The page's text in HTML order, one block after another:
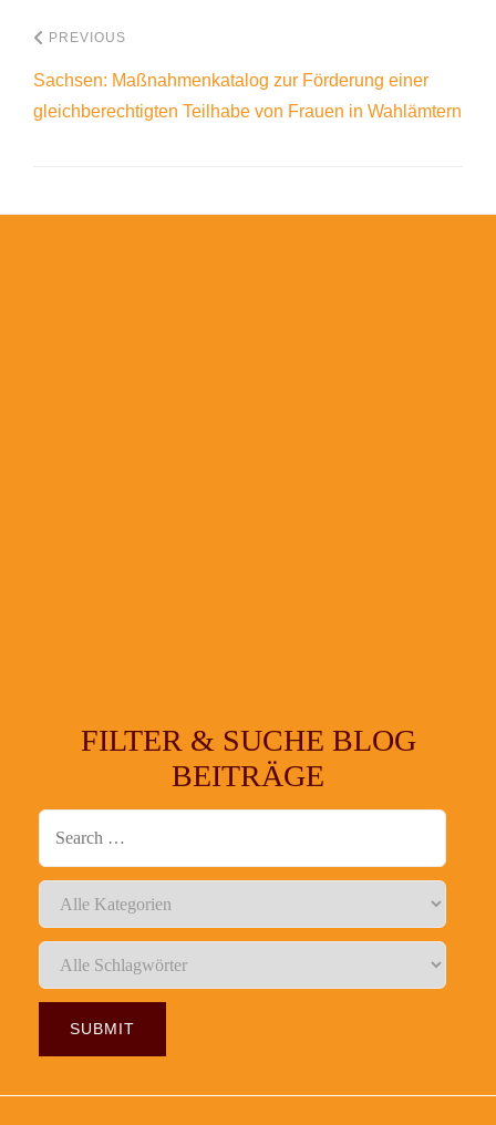
PREVIOUS
Sachsen: Maßnahmenkatalog zur Förderung einer
gleichberechtigten Teilhabe von Frauen in Wahlämtern
FILTER & SUCHE BLOG
BEITRÄGE